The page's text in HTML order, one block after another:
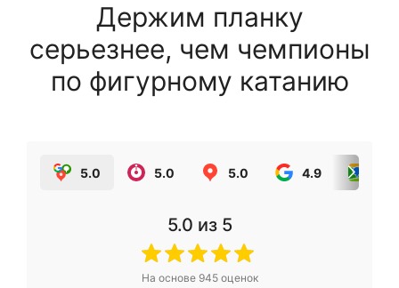
Держим планку
серьезнее, чем чемпионы
по фигурному катанию
5.0 5.0 5.0 4.9
5.0 из 5
На основе 945оценок